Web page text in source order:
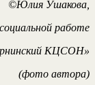
©Юлия Ушакова,
работе
КЦСОН»
(фото автора)